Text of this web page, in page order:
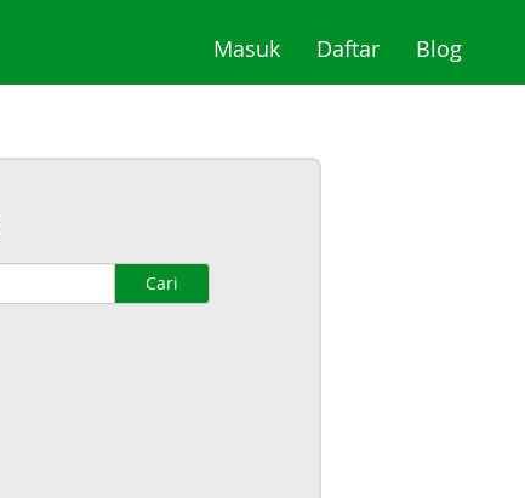
Masuk(current)
Daftar(current)
Blog
Cari